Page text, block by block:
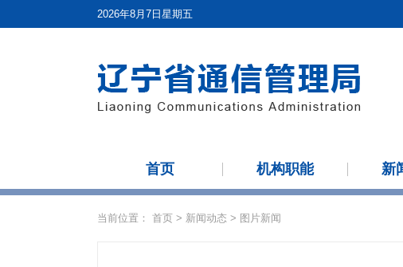
2026年8月7日星期五
首页 机构职能 新
当前位置： 首页 > 新闻动态 > 图片新闻